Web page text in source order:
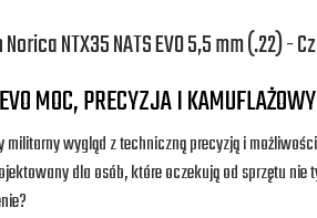
NTX35 NATS EVO 5,5 mm (.22) -
MOC, PRECYZJA I
wygląd z techniczną precyzją i
dla osób, które oczekują od sprzętu